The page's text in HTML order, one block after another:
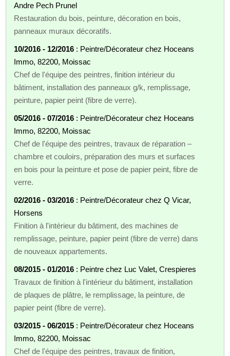
Andre Pech Prunel
Restauration du bois, peinture, décoration en bois,
panneaux muraux décoratifs.
10/2016 - 12/2016 : Peintre/Décorateur chez Hoceans
Immo, 82200, Moissac
Chef de l'équipe des peintres, finition intérieur du
bâtiment, installation des panneaux g/k, remplissage,
peinture, papier peint (fibre de verre).
05/2016 - 07/2016 : Peintre/Décorateur chez Hoceans
Immo, 82200, Moissac
Chef de l'équipe des peintres, travaux de réparation –
chambre et couloirs, préparation des murs et surfaces
en bois pour la peinture et pose de papier peint, fibre de
verre.
02/2016 - 03/2016 : Peintre/Décorateur chez Q Vicar,
Horsens
Finition à l'intérieur du bâtiment, des machines de
remplissage, peinture, papier peint (fibre de verre) dans
de nouveaux appartements.
08/2015 - 01/2016 : Peintre chez Luc Valet, Crespieres
Travaux de finition à l'intérieur du bâtiment, installation
de plaques de plâtre, le remplissage, la peinture, de
papier peint (fibre de verre).
03/2015 - 06/2015 : Peintre/Décorateur chez Hoceans
Immo, 82200, Moissac
Chef de l'équipe des peintres, travaux de finition,